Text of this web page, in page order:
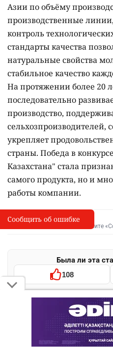
Азии по объёму
производственные
контроль
стандарты качества
натуральные свойства
стабильное качество
На протяжении более 20
последовательно
производство,
сельхозпроизводителей,
укрепляет
страны. Победа в
Казахстана" стала
самого продукта, но и
работы компании.
I
Сообщить об опечатке
Выделите фрагмент и нажмите
Была ли эта
108
Сообщить об ошибке